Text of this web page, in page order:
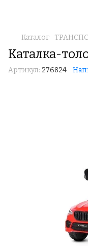
Каталог
Каталка-
Артикул: 276824